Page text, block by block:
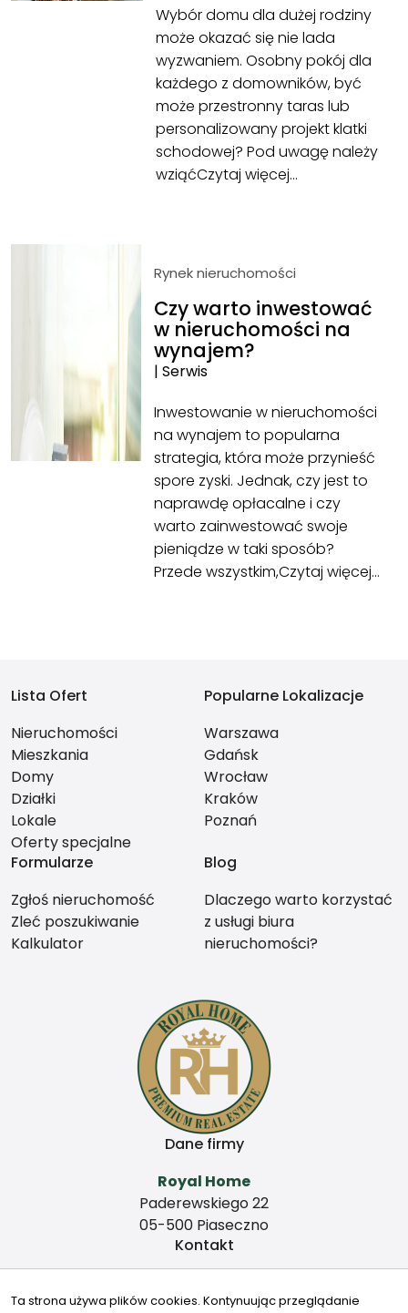
Wybór domu dla dużej rodziny
może okazać się nie lada
wyzwaniem. Osobny pokój dla
każdego z domowników, być
może przestronny taras lub
personalizowany projekt klatki
schodowej? Pod uwagę należy
wziąćCzytaj więcej…
Rynek nieruchomości
Czy warto inwestować
w nieruchomości na
wynajem?
| Serwis
Inwestowanie w nieruchomości
na wynajem to popularna
strategia, która może przynieść
spore zyski. Jednak, czy jest to
naprawdę opłacalne i czy
warto zainwestować swoje
pieniądze w taki sposób?
Przede wszystkim,Czytaj więcej…
Lista Ofert
Nieruchomości
Mieszkania
Domy
Działki
Lokale
Oferty specjalne
Popularne Lokalizacje
Warszawa
Gdańsk
Wrocław
Kraków
Poznań
Formularze
Zgłoś nieruchomość
Zleć poszukiwanie
Kalkulator
Blog
Dlaczego warto korzystać
z usługi biura
nieruchomości?
Dane firmy
Royal Home
Paderewskiego 22
05-500 Piaseczno
Kontakt
Ta strona używa plików cookies. Kontynuując przeglądanie